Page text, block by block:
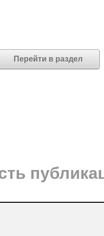
Перейти в раздел